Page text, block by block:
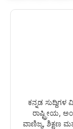
ಕನ್ನಡ
ರಾಷ್ಟ್ರೀಯ,
ವಾಣಿಜ್ಯ, ಶಿಕ್ಷಣ